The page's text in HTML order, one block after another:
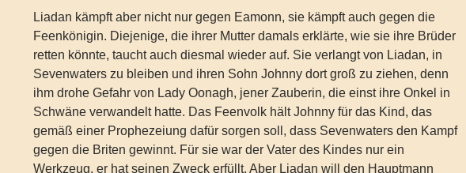
Liadan kämpft aber nicht nur gegen Eamonn, sie kämpft auch gegen die
Feenkönigin. Diejenige, die ihrer Mutter damals erklärte, wie sie ihre Brüder
retten könnte, taucht auch diesmal wieder auf. Sie verlangt von Liadan, in
Sevenwaters zu bleiben und ihren Sohn Johnny dort groß zu ziehen, denn
ihm drohe Gefahr von Lady Oonagh, jener Zauberin, die einst ihre Onkel in
Schwäne verwandelt hatte. Das Feenvolk hält Johnny für das Kind, das
gemäß einer Prophezeiung dafür sorgen soll, dass Sevenwaters den Kampf
gegen die Briten gewinnt. Für sie war der Vater des Kindes nur ein
Werkzeug, er hat seinen Zweck erfüllt. Aber Liadan will den Hauptmann